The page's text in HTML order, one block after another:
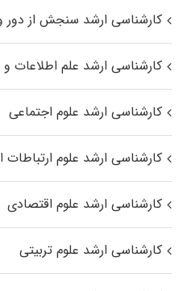
کارشناسی ارشد سنجش از دور
کارشناسی ارشد علم اطلاعات
کارشناسی ارشد علوم اجتماعی
کارشناسی ارشد علوم ارتباطات
کارشناسی ارشد علوم اقتصادی
کارشناسی ارشد علوم تربیتی